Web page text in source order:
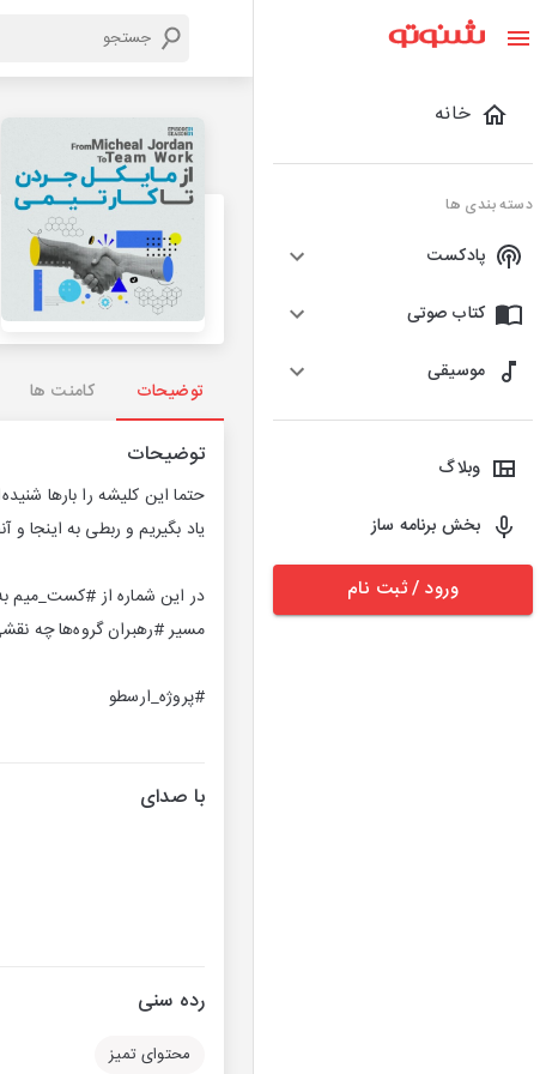
خانه
دسته بندی ها
پادکست
کتاب صوتی
موسیقی
وبلاگ
بخش برنامه ساز
ورود / ثبت نام
توضیحات کامنت ها
توضیحات
حتما این کلیشه را بارها
یاد بگیریم و ربطی به اینجا و
در این شماره از #کست_میم
مسیر #رهبران گروه‌ها چه
#پروژه_ارسطو
با صدای
رده سنی
محتوای تمیز